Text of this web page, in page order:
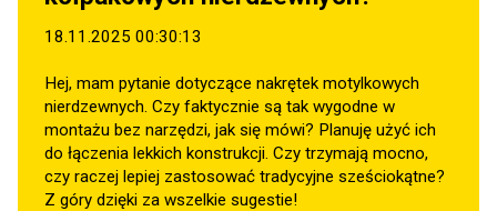
18.11.2025 00:30:13
Hej, mam pytanie dotyczące nakrętek motylkowych
nierdzewnych. Czy faktycznie są tak wygodne w
montażu bez narzędzi, jak się mówi? Planuję użyć ich
do łączenia lekkich konstrukcji. Czy trzymają mocno,
czy raczej lepiej zastosować tradycyjne sześciokątne?
Z góry dzięki za wszelkie sugestie!